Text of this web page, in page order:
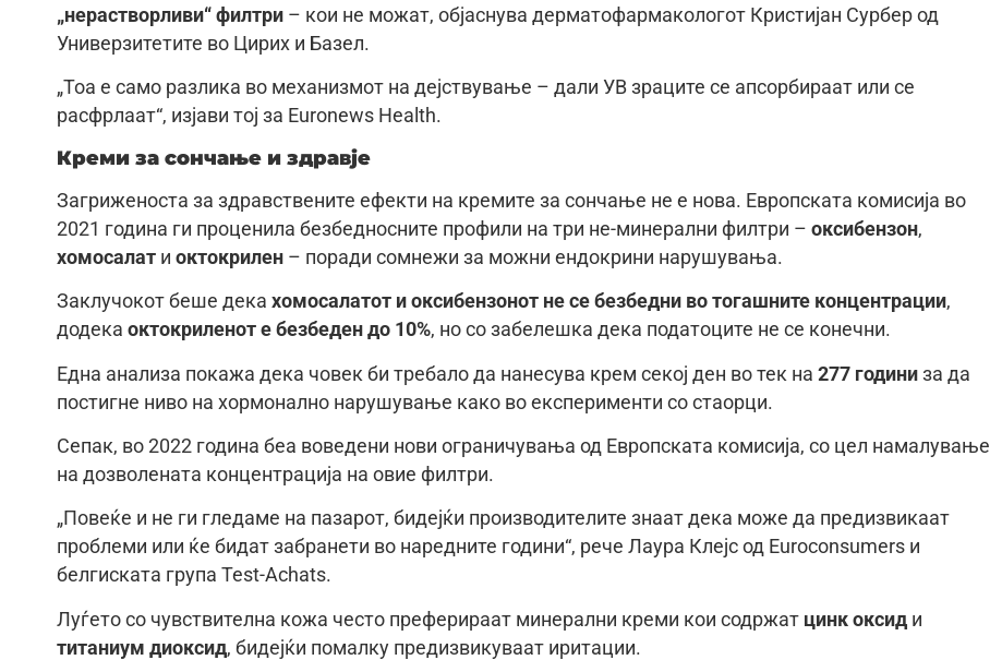
„нерастворливи“ филтри – кои не можат, објаснува дерматофармакологот Кристијан Сурбер од
Универзитетите во Цирих и Базел.
„Тоа е само разлика во механизмот на дејствување – дали УВ зраците се апсорбираат или се
расфрлаат“, изјави тој за Euronews Health.
Креми за сончање и здравје
Загриженоста за здравствените ефекти на кремите за сончање не е нова. Европската комисија во
2021 година ги проценила безбедносните профили на три не-минерални филтри – оксибензон,
хомосалат и октокрилен – поради сомнежи за можни ендокрини нарушувања.
Заклучокот беше дека хомосалатот и оксибензонот не се безбедни во тогашните концентрации,
додека октокриленот е безбеден до 10%, но со забелешка дека податоците не се конечни.
Една анализа покажа дека човек би требало да нанесува крем секој ден во тек на 277 години за да
постигне ниво на хормонално нарушување како во експерименти со стаорци.
Сепак, во 2022 година беа воведени нови ограничувања од Европската комисија, со цел намалување
на дозволената концентрација на овие филтри.
„Повеќе и не ги гледаме на пазарот, бидејќи производителите знаат дека може да предизвикаат
проблеми или ќе бидат забранети во наредните години“, рече Лаура Клејс од Euroconsumers и
белгиската група Test-Achats.
Луѓето со чувствителна кожа често преферираат минерални креми кои содржат цинк оксид и
титаниум диоксид, бидејќи помалку предизвикуваат иритации.